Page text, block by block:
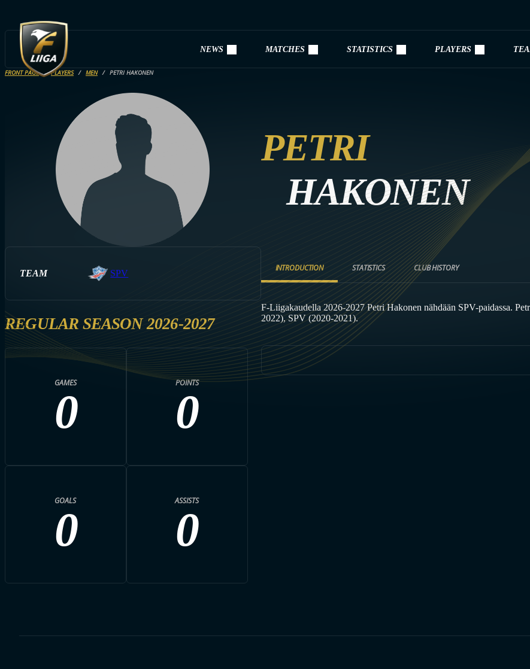
NEWS MATCHES STATISTICS PLAYERS
FRONT PAGE PLAYERS MEN PETRI HAKONEN
PETRI
HAKONEN
TEAM SPV
REGULAR SEASON 2026-2027
GAMES
0
POINTS
0
GOALS
0
ASSISTS
0
INTRODUCTION STATISTICS CLUB HISTORY
F-Liigakaudella 2026-2027 Petri Hakonen nähdään SPV-paidassa.
2022), SPV (2020-2021).